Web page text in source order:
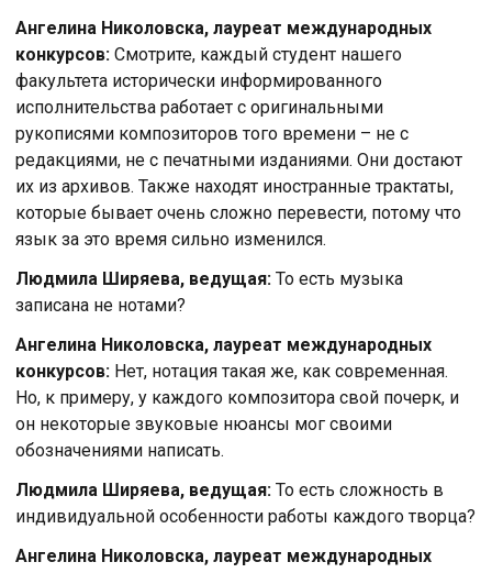
Ангелина Николовска, лауреат международных
конкурсов: Смотрите, каждый студент нашего
факультета исторически информированного
исполнительства работает с оригинальными
рукописями композиторов того времени – не с
редакциями, не с печатными изданиями. Они достают
их из архивов. Также находят иностранные трактаты,
которые бывает очень сложно перевести, потому что
язык за это время сильно изменился.
Людмила Ширяева, ведущая: То есть музыка
записана не нотами?
Ангелина Николовска, лауреат международных
конкурсов: Нет, нотация такая же, как современная.
Но, к примеру, у каждого композитора свой почерк, и
он некоторые звуковые нюансы мог своими
обозначениями написать.
Людмила Ширяева, ведущая: То есть сложность в
индивидуальной особенности работы каждого творца?
Ангелина Николовска, лауреат международных